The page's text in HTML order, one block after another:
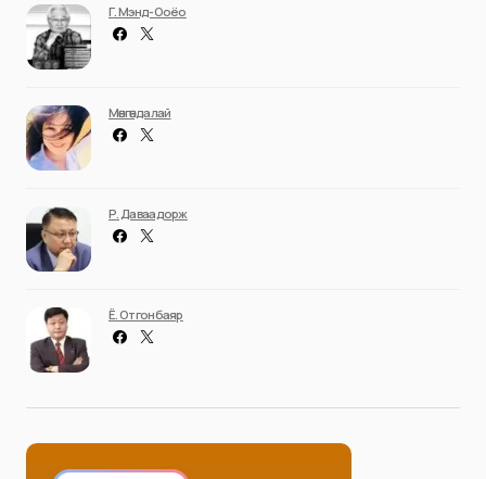
Г. Мэнд-Ооёо
Мөнгөндалай
Р. Даваадорж
Ё. Отгонбаяр